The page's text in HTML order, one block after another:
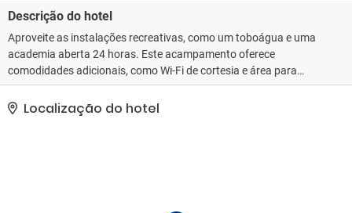
Descrição do hotel
Aproveite as instalações recreativas, como um toboágua e uma
academia aberta 24 horas. Este acampamento oferece
comodidades adicionais, como Wi-Fi de cortesia e área para
piquenique.. As comodidades presentes incluem jornais de
cortesia no saguão, balcão de recepção 24 horas e lavanderia.
Estacionamento grátis sem manobrista está disponível no local..
Localização do hotel